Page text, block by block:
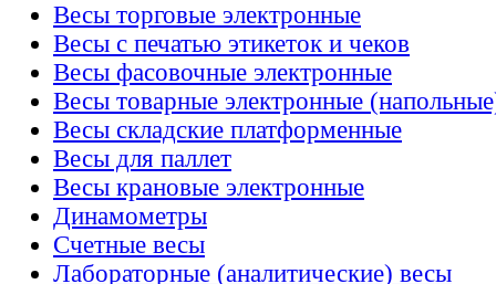
Весы торговые электронные
Весы с печатью этикеток и чеков
Весы фасовочные электронные
Весы товарные электронные
Весы складские платформенные
Весы для паллет
Весы крановые электронные
Динамометры
Счетные весы
Лабораторные (аналитические) весы